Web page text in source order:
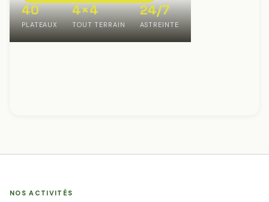
40
PLATEAUX
4×4
TOUT TERRAIN
24/7
ASTREINTE
NOS ACTIVITÉS